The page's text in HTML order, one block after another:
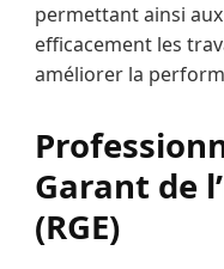
permettant ainsi
efficacement les
améliorer la
Garant de
(RGE)